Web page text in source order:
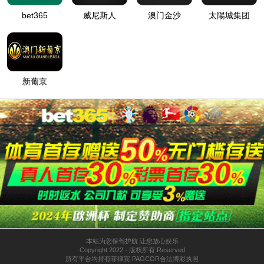
机器人及自动化
管/棒端加工自动化
电子与智能化工程
关于我们
公司简介
新闻中心
联系我们
太阳成tyc7111cc